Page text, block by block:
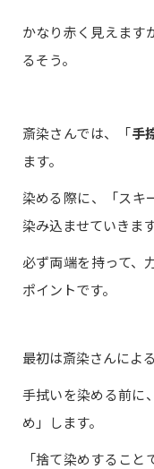
かなり赤く見えます
るそう。
斎染さんでは、「手
ます。
染める際に、「スキ
染み込ませていきます
必ず両端を持って、
ポイントです。
最初は斎染さんによ
手拭いを染める前に
め」します。
「捨て染めするこ